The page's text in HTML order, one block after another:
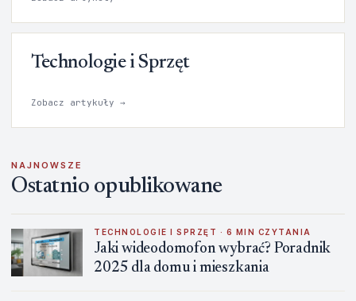
Technologie i Sprzęt
Zobacz artykuły →
NAJNOWSZE
Ostatnio opublikowane
TECHNOLOGIE I SPRZĘT · 6 MIN CZYTANIA
Jaki wideodomofon wybrać? Poradnik
2025 dla domu i mieszkania